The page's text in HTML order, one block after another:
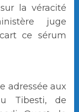
la véracité
juge
ce sérum
adressée aux
Tibesti, de